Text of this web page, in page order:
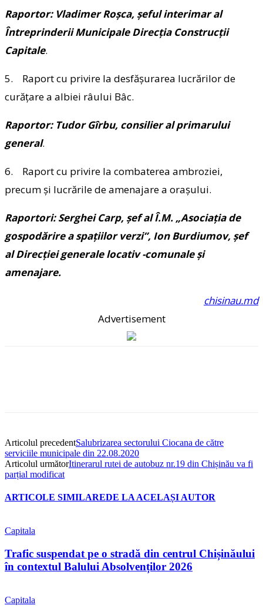
Raportor: Vladimer Roșca, șeful interimar al
Întreprinderii Municipale Direcția Construcții
Capitale.
5. Raport cu privire la desfășurarea lucrărilor de
curățare a albiei râului Bâc.
Raportor: Tudor Gîrbu, consilier al primarului
general.
6. Raport cu privire la combaterea ambroziei,
precum și lucrările de amenajare a orașului.
Raportori: Serghei Carp, șef al Î.M. „Asociația de
gospodărire a spațiilor verzi”, Ion Burdiumov, șef
al Direcției generale locativ -comunale și
amenajare.
chisinau.md
Advertisement
Articolul precedentSalubrizarea sectorului Ciocana de către
serviciile municipale din 22.08.2020
Articolul următorItinerarul rutei de autobuz nr.19 din Chișinău va fi
parțial modificat
ARTICOLE SIMILAREDE LA ACELAȘI AUTOR
Capitala
Trafic suspendat pe o stradă din centrul Chișinăului
în contextul Balului Absolvenților 2026
Capitala